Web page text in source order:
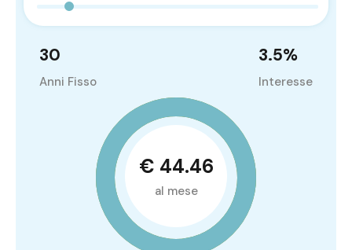
30
Anni Fisso
3.5%
Interesse
€ 44.46
al mese